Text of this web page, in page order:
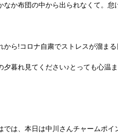
なか布団の中から出られなくて。怠
から!コロナ自粛でストレスが溜まる
夕暮れ見てください♪とっても心温
では、本日は中川さんチャームポイ